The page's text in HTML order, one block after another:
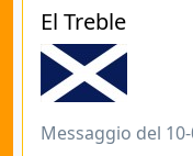
El Treble
Messaggio del